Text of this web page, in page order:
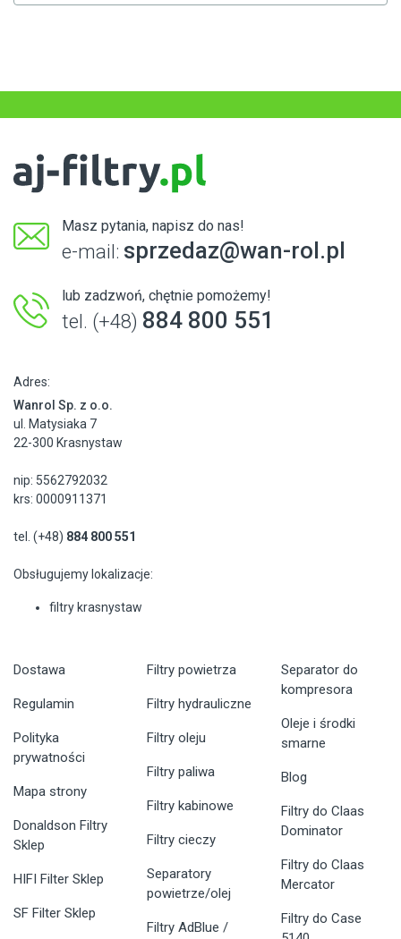
Masz pytania, napisz do nas!
e-mail: sprzedaz@wan-rol.pl
lub zadzwoń, chętnie pomożemy!
tel. (+48) 884 800 551
Adres:
Wanrol Sp. z o.o.
ul. Matysiaka 7
22-300 Krasnystaw
nip: 5562792032
krs: 0000911371
tel. (+48) 884 800 551
Obsługujemy lokalizacje:
filtry krasnystaw
Dostawa
Regulamin
Polityka
prywatności
Mapa strony
Donaldson Filtry
Sklep
HIFI Filter Sklep
SF Filter Sklep
Filtry powietrza
Filtry hydrauliczne
Filtry oleju
Filtry paliwa
Filtry kabinowe
Filtry cieczy
Separatory
powietrze/olej
Filtry AdBlue /
Separator do
kompresora
Oleje i środki
smarne
Blog
Filtry do Claas
Dominator
Filtry do Claas
Mercator
Filtry do Case